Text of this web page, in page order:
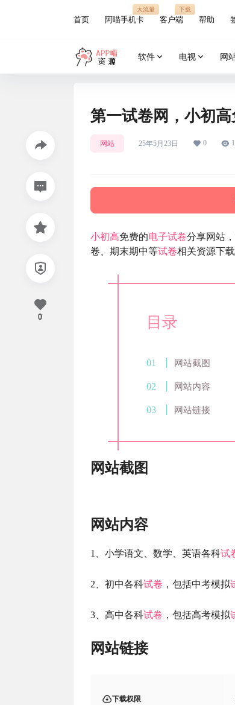
首页 阿喵手机卡
大流量
客户端
下载
帮助
软件 电视 网
第一试卷网，小初
网站 25年5月23日 0
小初高免费的电子试卷分享网站
卷、期末期中等试卷相关资源下
目录
网站截图
网站内容
网站链接
网站截图
网站内容
1、小学语文、数学、英语各科试
2、初中各科试卷 ，包括中考模拟
3、高中各科试卷 ，包括高考模拟
网站链接
下载权限
0